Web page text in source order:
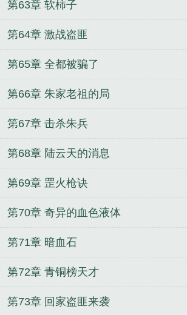
第63章 软柿子
第64章 激战盗匪
第65章 全都被骗了
第66章 朱家老祖的局
第67章 击杀朱兵
第68章 陆云天的消息
第69章 罡火枪诀
第70章 奇异的血色液体
第71章 暗血石
第72章 青铜榜天才
第73章 回家盗匪来袭